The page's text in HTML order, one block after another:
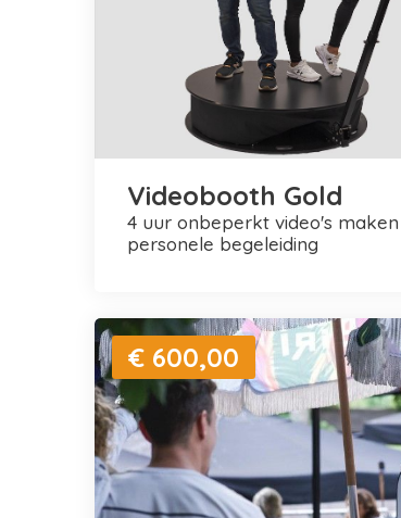
Videobooth Gold
4 uur onbeperkt video's maken +
personele begeleiding
€ 600,00